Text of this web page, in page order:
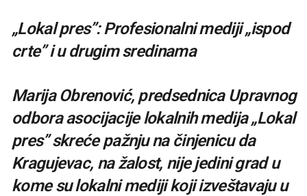
„Lokal pres”: Profesionalni mediji „ispod
crte” i u drugim sredinama
Marija Obrenović, predsednica Upravnog
odbora asocijacije lokalnih medija „Lokal
pres” skreće pažnju na činjenicu da
Kragujevac, na žalost, nije jedini grad u
kome su lokalni mediji koji izveštavaju u